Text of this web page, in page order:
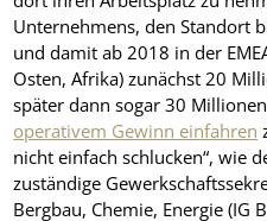
Unternehmens, den Standort
und damit ab 2018 in der
Osten, Afrika) zunächst 20
später dann sogar 30
operativem Gewinn einfahren
nicht einfach schlucken“, wie
zuständige
Bergbau, Chemie, Energie (IG